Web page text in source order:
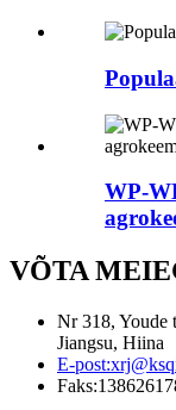
WP-
VÕTA
Nr 318, Youde
Jiangsu, Hiina
E-post:
Faks: